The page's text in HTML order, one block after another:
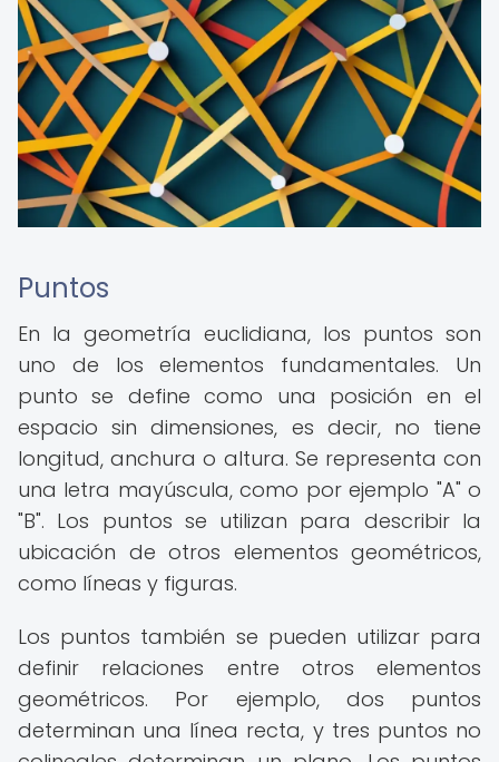
Puntos
En la geometría euclidiana, los puntos son
uno de los elementos fundamentales. Un
punto se define como una posición en el
espacio sin dimensiones, es decir, no tiene
longitud, anchura o altura. Se representa con
una letra mayúscula, como por ejemplo "A" o
"B". Los puntos se utilizan para describir la
ubicación de otros elementos geométricos,
como líneas y figuras.
Los puntos también se pueden utilizar para
definir relaciones entre otros elementos
geométricos. Por ejemplo, dos puntos
determinan una línea recta, y tres puntos no